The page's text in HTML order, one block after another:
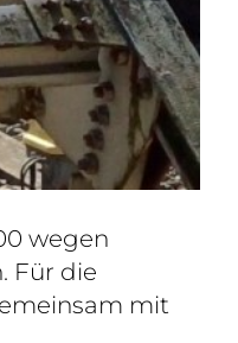
wegen
Für die
mit